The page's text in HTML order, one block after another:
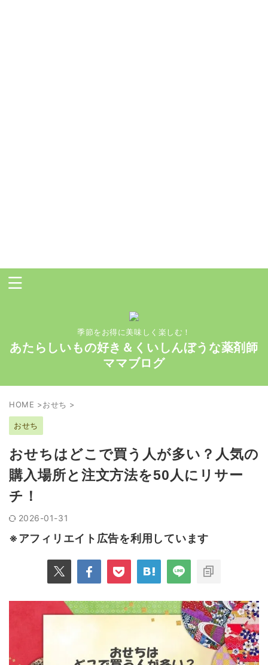
季節をお得に美味しく楽しむ！
あたらしいもの好き＆くいしんぼうな薬剤師
ママブログ
HOME >おせち >
おせち
おせちはどこで買う人が多い？人気の
購入場所と注文方法を50人にリサー
チ！
2026-01-31
※アフィリエイト広告を利用しています